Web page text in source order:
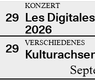
29
KONZERT
Les
2026
29 VERSCHIEDENES